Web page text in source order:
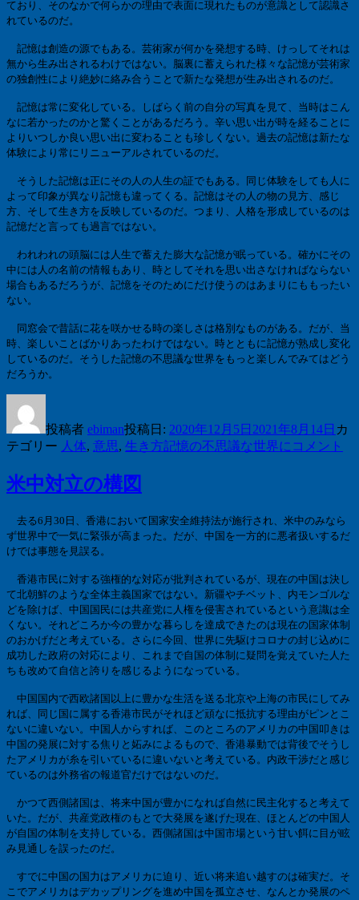
ており、そのなかで何らかの理由で表面に現れたものが意識として認識さ
れているのだ。
記憶は創造の源でもある。芸術家が何かを発想する時、けっしてそれは
無から生み出されるわけではない。脳裏に蓄えられた様々な記憶が芸術家
の独創性により絶妙に絡み合うことで新たな発想が生み出されるのだ。
記憶は常に変化している。しばらく前の自分の写真を見て、当時はこん
なに若かったのかと驚くことがあるだろう。辛い思い出が時を経ることに
よりいつしか良い思い出に変わることも珍しくない。過去の記憶は新たな
体験により常にリニューアルされているのだ。
そうした記憶は正にその人の人生の証でもある。同じ体験をしても人に
よって印象が異なり記憶も違ってくる。記憶はその人の物の見方、感じ
方、そして生き方を反映しているのだ。つまり、人格を形成しているのは
記憶だと言っても過言ではない。
われわれの頭脳には人生で蓄えた膨大な記憶が眠っている。確かにその
中には人の名前の情報もあり、時としてそれを思い出さなければならない
場合もあるだろうが、記憶をそのためにだけ使うのはあまりにももったい
ない。
同窓会で昔話に花を咲かせる時の楽しさは格別なものがある。だが、当
時、楽しいことばかりあったわけではない。時とともに記憶が熟成し変化
しているのだ。そうした記憶の不思議な世界をもっと楽しんでみてはどう
だろうか。
投稿者 ebiman投稿日: 2020年12月5日 2021年8月14日 カ
テゴリー 人体, 意思, 生き方記憶の不思議な世界に コメント
米中対立の構図
去る6 月 30 日、香港において国家安全維持法が施行され、米中のみなら
ず世界中で一気に緊張が高まった。だが、中国を一方的に悪者扱いするだ
けでは事態を見誤る。
香港市民に対する強権的な対応が批判されているが、現在の中国は決し
て北朝鮮のような全体主義国家ではない。新疆やチベット、内モンゴルな
どを除けば、中国国民には共産党に人権を侵害されているという意識は全
くない。それどころか今の豊かな暮らしを達成できたのは現在の国家体制
のおかげだと考えている。さらに今回、世界に先駆けコロナの封じ込めに
成功した政府の対応により、これまで自国の体制に疑問を覚えていた人た
ちも改めて自信と誇りを感じるようになっている。
中国国内で西欧諸国以上に豊かな生活を送る北京や上海の市民にしてみ
れば、同じ国に属する香港市民がそれほど頑なに抵抗する理由がピンとこ
ないに違いない。中国人からすれば、このところのアメリカの中国叩きは
中国の発展に対する焦りと妬みによるもので、香港暴動では背後でそうし
たアメリカが糸を引いているに違いないと考えている。内政干渉だと感じ
ているのは外務省の報道官だけではないのだ。
かつて西側諸国は、将来中国が豊かになれば自然に民主化すると考えて
いた。だが、共産党政権のもとで大発展を遂げた現在、ほとんどの中国人
が自国の体制を支持している。西側諸国は中国市場という甘い餌に目が眩
み見通しを誤ったのだ。
すでに中国の国力はアメリカに迫り、近い将来追い越すのは確実だ。そ
こでアメリカはデカップリングを進め中国を孤立させ、なんとか発展のペ